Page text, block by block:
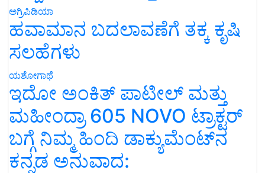
ಅಗ್ರಿಪಿಡಿಯಾ
ಹವಾಮಾನ ಬದಲಾವಣೆಗೆ ತಕ್ಕ ಕೃಷಿ
ಸಲಹೆಗಳು
ಯಶೋಗಾಥೆ
ಇದೋ ಅಂಕಿತ್ ಪಾಟೀಲ್ ಮತ್ತು
ಮಹೀಂದ್ರಾ 605 NOVO ಟ್ರಾಕ್ಟರ್
ಬಗ್ಗೆ ನಿಮ್ಮ ಹಿಂದಿ ಡಾಕ್ಯುಮೆಂಟ್‌ನ
ಕನ್ನಡ ಅನುವಾದ: